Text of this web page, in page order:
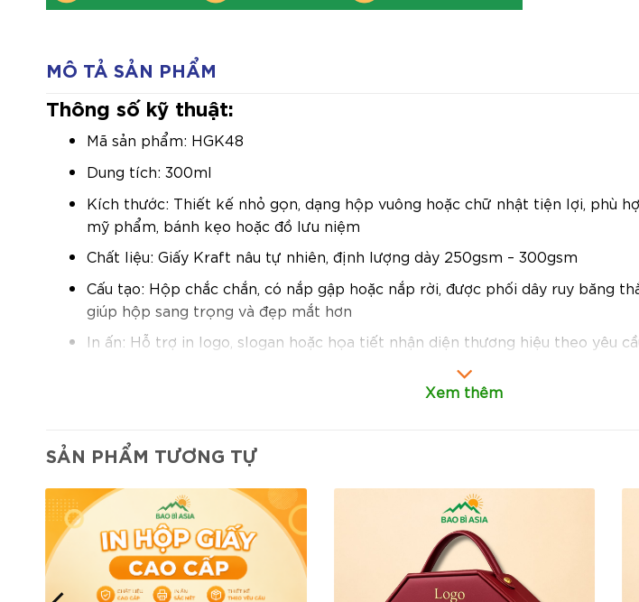
MÔ TẢ SẢN PHẨM
Thông số kỹ thuật:
Mã sản phẩm: HGK48
Dung tích: 300ml
Kích thước: Thiết kế nhỏ gọn, dạng hộp vuông hoặc chữ nhật tiện lợi, phù
mỹ phẩm, bánh kẹo hoặc đồ lưu niệm
Chất liệu: Giấy Kraft nâu tự nhiên, định lượng dày 250gsm – 300gsm
Cấu tạo: Hộp chắc chắn, có nắp gập hoặc nắp rời, được phối dây ruy băng
giúp hộp sang trọng và đẹp mắt hơn
In ấn: Hỗ trợ in logo, slogan hoặc họa tiết nhận diện thương hiệu theo yêu
các dịp lễ, sự kiện hoặc làm quà tặng khách hàng, đối tác.
Chất liệu Kraft thân thiện môi trường:
phần bảo vệ môi trường, mang lại hình ảnh thương hiệu gần gũi, hiện đại.
Gia tăng nhận diện thương hiệu:
Bao Bì Asia hỗ trợ in logo, slogan hoặc
đẹp mắt mà còn thể hiện sự chuyên nghiệp, giúp quảng bá thương hiệu hiệu
Ứng dụng đa dạng:Thích hợp đựng quà tặng nhỏ, mỹ phẩm, bánh kẹo,
Xem thêm
SẢN PHẨM TƯƠNG TỰ